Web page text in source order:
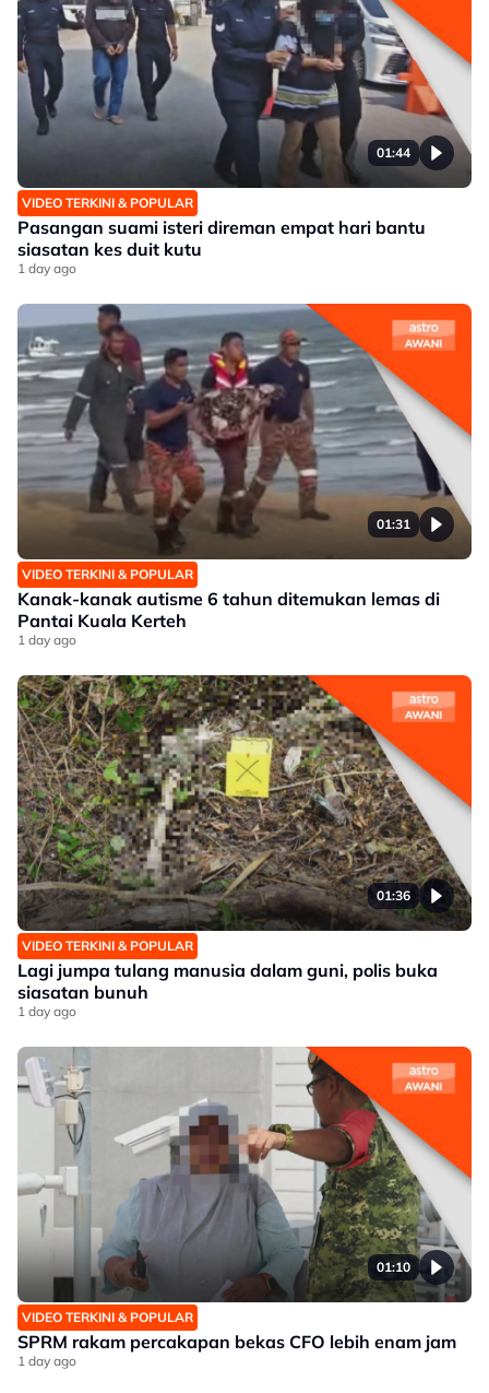
01:44
VIDEO TERKINI & POPULAR
Pasangan suami isteri direman empat hari bantu
siasatan kes duit kutu
1 day ago
01:31
VIDEO TERKINI & POPULAR
Kanak-kanak autisme 6 tahun ditemukan lemas di
Pantai Kuala Kerteh
1 day ago
01:36
VIDEO TERKINI & POPULAR
Lagi jumpa tulang manusia dalam guni, polis buka
siasatan bunuh
1 day ago
01:10
VIDEO TERKINI & POPULAR
SPRM rakam percakapan bekas CFO lebih enam jam
1 day ago